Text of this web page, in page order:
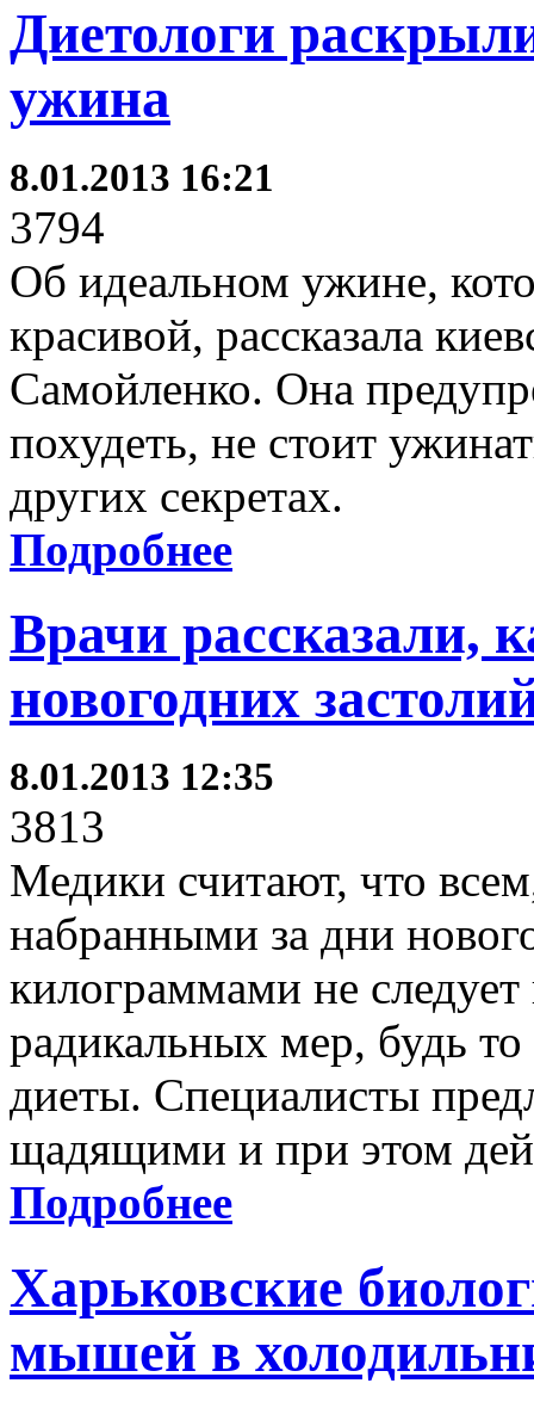
Диетологи
ужина
8.01.2013 16:21
3794
Об идеальном ужине,
красивой, рассказала
Самойленко. Она
похудеть, не стоит
других секретах.
Подробнее
Врачи рассказали,
новогодних
8.01.2013 12:35
3813
Медики считают, что
набранными за дни
килограммами не
радикальных мер, будь
диеты. Специалисты
щадящими и при этом
Подробнее
Харьковские
мышей в